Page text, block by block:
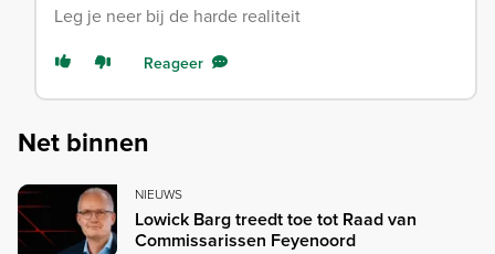
Leg je neer bij de harde realiteit
Reageer
Net binnen
NIEUWS
Lowick Barg treedt toe tot Raad van
Commissarissen Feyenoord